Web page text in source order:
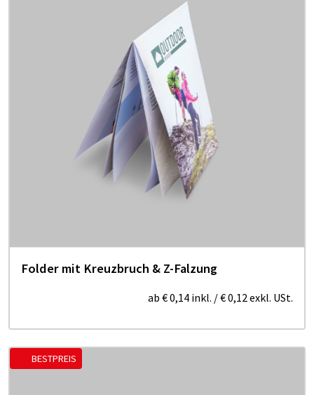
Folder mit Kreuzbruch & Z-Falzung
ab € 0,14 inkl. /€ 0,12exkl. USt.
BESTPREIS